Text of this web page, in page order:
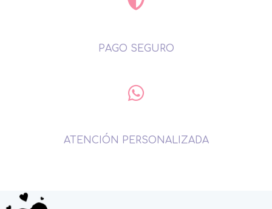
PAGO SEGURO
ATENCIÓN PERSONALIZADA